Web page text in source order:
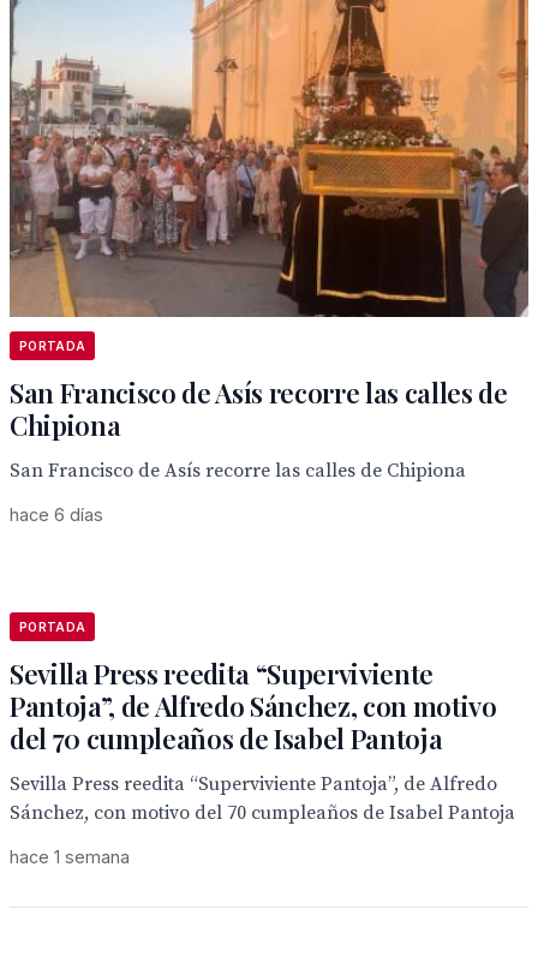
PORTADA
San Francisco de Asís recorre las calles de
Chipiona
San Francisco de Asís recorre las calles de Chipiona
hace 6 días
PORTADA
Sevilla Press reedita “Superviviente
Pantoja”, de Alfredo Sánchez, con motivo
del 70 cumpleaños de Isabel Pantoja
Sevilla Press reedita “Superviviente Pantoja”, de Alfredo
Sánchez, con motivo del 70 cumpleaños de Isabel Pantoja
hace 1 semana